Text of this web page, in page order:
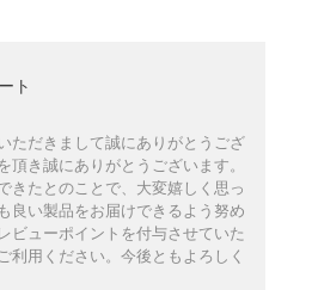
ト
ただきまして誠にありがとうござ
頂き誠にありがとうございます。
きたとのことで、大変嬉しく思っ
良い製品をお届けできるよう努め
ビューポイントを付与させていた
利用ください。今後ともよろしく